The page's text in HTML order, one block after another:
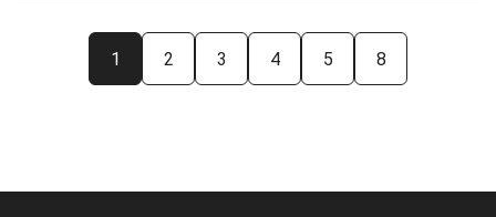
1 2 3 4 5 8